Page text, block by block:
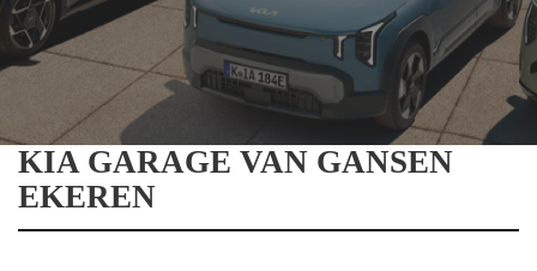
KIA GARAGE VAN GANSEN
EKEREN